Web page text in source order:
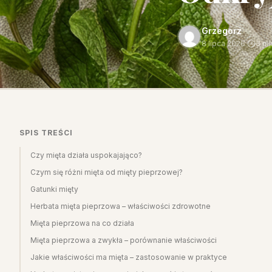
Grzegorz
8 lipca 2026· 3
SPIS TREŚCI
Czy mięta działa uspokajająco?
Czym się różni mięta od mięty pieprzowej?
Gatunki mięty
Herbata mięta pieprzowa – właściwości zdrowotne
Mięta pieprzowa na co działa
Mięta pieprzowa a zwykła – porównanie właściwości
Jakie właściwości ma mięta – zastosowanie w praktyce